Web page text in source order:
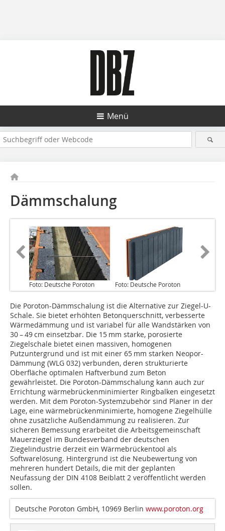
Menü
Dämmschalung
Foto: Deutsche Poroton Foto: Deutsche Poroton
Die Poroton-Dämmschalung ist die Alternative zur Ziegel-U-
Schale. Sie bietet erhöhten Betonquerschnitt, verbesserte
Wärmedämmung und ist variabel für alle Wandstärken von
30 – 49 cm einsetzbar. Die 15 mm starke, porosierte
Ziegelschale bietet einen massiven, homogenen
Putzuntergrund und ist mit einer 65 mm starken Neopor-
Dämmung (WLG 032) verbunden, deren strukturierte
Oberfläche optimalen Haftverbund zum Beton
gewährleistet. Die Poroton-Dämmschalung kann auch zur
Errichtung wärmebrückenminimierter Ringbalken eingesetzt
werden. Mit dem Poroton-Systemzubehör sind Planer in der
Lage, eine wärmebrückenminimierte, homogene Ziegelhülle
ohne zusätzliche Außendämmung zu realisieren. Zur
sicheren Bemessung erarbeitet die Arbeitsgemeinschaft
Mauerziegel im Bundesverband der deutschen
Ziegelindustrie derzeit ein Wärmebrückentool als
Softwarelösung. Hintergrund ist die Neubewertung von
mehreren hundert Details, die mit der geplanten
Neufassung der DIN 4108 Beiblatt 2 veröffentlicht werden
sollen.
Deutsche Poroton GmbH, 10969 Berlin www.poroton.org